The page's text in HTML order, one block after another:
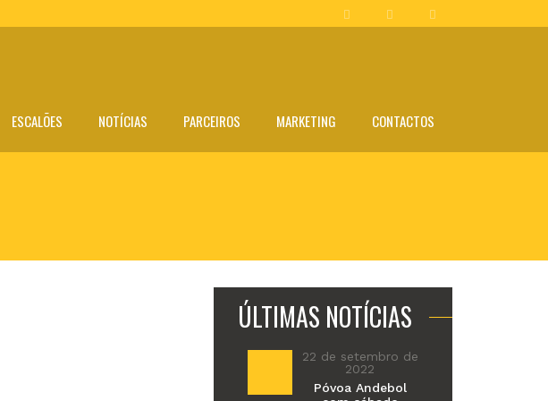
ESCALÕES NOTÍCIAS PARCEIROS MARKETING CONTACTOS
ÚLTIMAS NOTÍCIAS
22 de setembro de
2022
Póvoa Andebol